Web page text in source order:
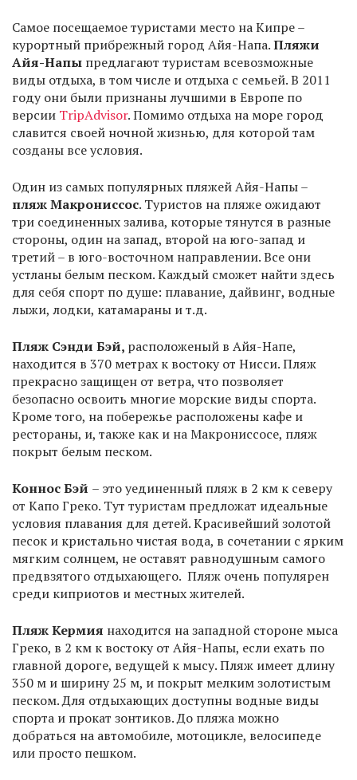
Самое посещаемое туристами место на Кипре –
курортный прибрежный город Айя-Напа.Пляжи
Айя-Напы предлагают туристам всевозможные
виды отдыха, в том числе и отдыха с семьей. В 2011
году они были признаны лучшими в Европе по
версии TripAdvisor. Помимо отдыха на море город
славится своей ночной жизнью, для которой там
созданы все условия.
Один из самых популярных пляжей Айя-Напы –
пляж Макрониссос. Туристов на пляже ожидают
три соединенных залива, которые тянутся в разные
стороны, один на запад, второй на юго-запад и
третий – в юго-восточном направлении. Все они
устланы белым песком. Каждый сможет найти здесь
для себя спорт по душе: плавание, дайвинг, водные
лыжи, лодки, катамараны и т.д.
Пляж Сэнди Бэй, расположеный в Айя-Напе,
находится в 370 метрах к востоку от Нисси. Пляж
прекрасно защищен от ветра, что позволяет
безопасно освоить многие морские виды спорта.
Кроме того, на побережье расположены кафе и
рестораны, и, также как и на Макрониссосе, пляж
покрыт белым песком.
Коннос Бэй – это уединенный пляж в 2 км к северу
от Капо Греко. Тут туристам предложат идеальные
условия плавания для детей. Красивейший золотой
песок и кристально чистая вода, в сочетании с ярким
мягким солнцем, не оставят равнодушным самого
предвзятого отдыхающего. Пляж очень популярен
среди киприотов и местных жителей.
Пляж Кермия находится на западной стороне мыса
Греко, в 2 км к востоку от Айя-Напы, если ехать по
главной дороге, ведущей к мысу. Пляж имеет длину
350 м и ширину 25 м, и покрыт мелким золотистым
песком. Для отдыхающих доступны водные виды
спорта и прокат зонтиков. До пляжа можно
добраться на автомобиле, мотоцикле, велосипеде
или просто пешком.